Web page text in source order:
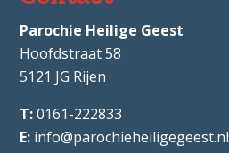
Parochie Heilige Geest
Hoofdstraat 58
5121 JG Rijen
0161-222833
info@parochieheiligegeest.nl